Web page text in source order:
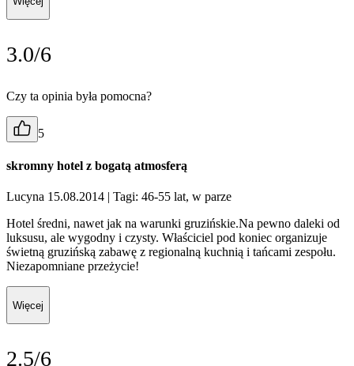
3.0/6
Czy ta opinia była pomocna?
5
skromny hotel z bogatą atmosferą
Lucyna 15.08.2014 | Tagi: 46-55 lat, w parze
Hotel średni, nawet jak na warunki gruzińskie.Na pewno daleki od
luksusu, ale wygodny i czysty. Właściciel pod koniec organizuje
świetną gruzińską zabawę z regionalną kuchnią i tańcami zespołu.
Niezapomniane przeżycie!
Więcej
2.5/6